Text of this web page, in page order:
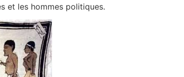
et les hommes politiques.